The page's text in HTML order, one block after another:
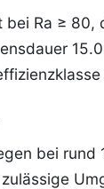
Ra ≥
bei